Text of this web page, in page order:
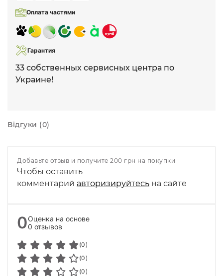
Оплата частями
Гарантия
33 собственных сервисных центра по
Украине!
Відгуки (0)
Добавьте отзыв и получите 200 грн на покупки
Чтобы оставить
комментарий авторизируйтесь на сайте
0Оценка на основе
0 отзывов
(0)
(0)
(0)